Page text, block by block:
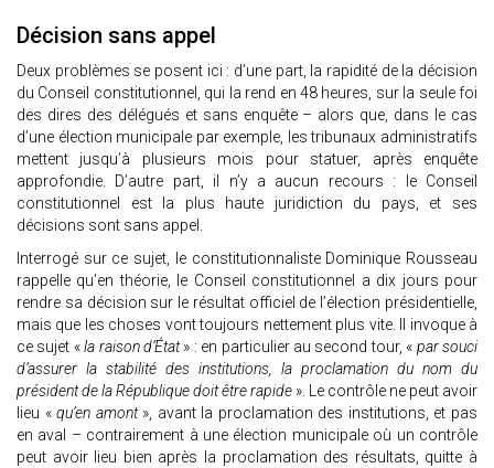
Décision sans appel
Deux problèmes se posent ici : d’une part, la rapidité de la décision
du Conseil constitutionnel, qui la rend en 48 heures, sur la seule foi
des dires des délégués et sans enquête – alors que, dans le cas
d’une élection municipale par exemple, les tribunaux administratifs
mettent jusqu’à plusieurs mois pour statuer, après enquête
approfondie. D’autre part, il n’y a aucun recours : le Conseil
constitutionnel est la plus haute juridiction du pays, et ses
décisions sont sans appel.
Interrogé sur ce sujet, le constitutionnaliste Dominique Rousseau
rappelle qu’en théorie, le Conseil constitutionnel a dix jours pour
rendre sa décision sur le résultat officiel de l’élection présidentielle,
mais que les choses vont toujours nettement plus vite. Il invoque à
ce sujet «la raison d’État» : en particulier au second tour, « par souci
d’assurer la stabilité des institutions, la proclamation du nom du
président de la République doit être rapide ». Le contrôle ne peut avoir
lieu «qu’en amont», avant la proclamation des institutions, et pas
en aval – contrairement à une élection municipale où un contrôle
peut avoir lieu bien après la proclamation des résultats, quitte à